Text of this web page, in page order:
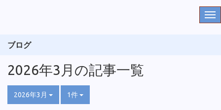
ブログ
2026年3月の記事一覧
2026年3月 1件